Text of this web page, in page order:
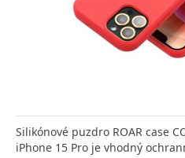
Silikónové puzdro ROAR case
iPhone 15 Pro je vhodný